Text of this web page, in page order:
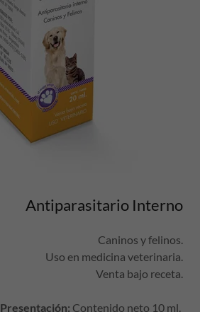
Antiparasitario Interno
Caninos y felinos.
Uso en medicina veterinaria.
Venta bajo receta.
Presentación: Contenido neto 10 ml.